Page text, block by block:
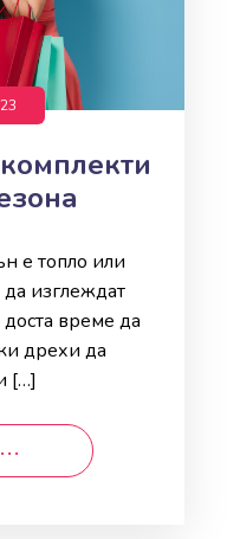
е топло или
изглеждат
време да
дрехи да
[…]